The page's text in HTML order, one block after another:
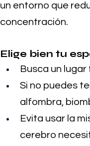
un entorno que
concentración.
Elige bien tu
Busca un
Si no puedes
alfombra,
Evita usar la
cerebro